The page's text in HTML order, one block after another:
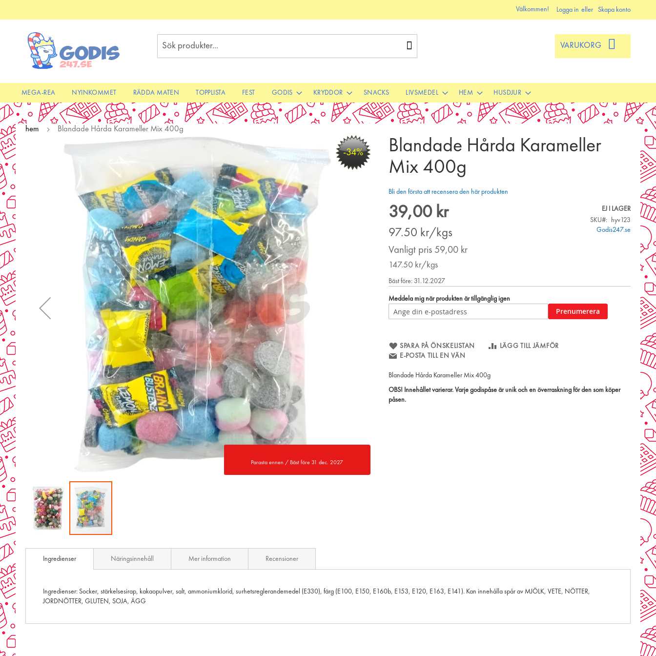
to
Välkommen! Logga in Skapa konto
VARUKORG
MEGA-REA NYINKOMMET RÄDDA MATEN TOPPLISTA FEST GODIS KRYDDOR SNACKS LIVSMEDEL HEM HUSDJUR
hem Blandade Hårda Karameller Mix 400g
-34%
Parasta ennen / Bäst före 31 dec. 2027
to
Blandade Hårda Karameller
Mix 400g
Bli den första att recensera den här produkten
Special
39,00 kr
97.50 kr/kgs
Vanligt pris 59,00 kr
147.50 kr/kgs
EJ I LAGER
SKU
hyv123
Godis247.se
Bäst före: 31.12.2027
Meddela mig när produkten är tillgänglig igen
Prenumerera
SPARA PÅ ÖNSKELISTAN
LÄGG TILL JÄMFÖR
E-POSTA TILL EN VÄN
Blandade Hårda Karameller Mix 400g
OBS! Innehållet varierar. Varje godispåse är unik och en överraskning för den som köper
påsen.
Ingredienser
Ingredienser: Socker, stärkelsesirap, kakaopulver, salt, ammoniumklorid, surhetsreglerandemedel (E330), färg (E100, E150, E160b, E153, E120, E163, E141). Kan innehålla spår av MJÖLK, VETE, NÖTTER,
JORDNÖTTER, GLUTEN, SOJA, ÄGG
Näringsinnehåll Mer information Recensioner